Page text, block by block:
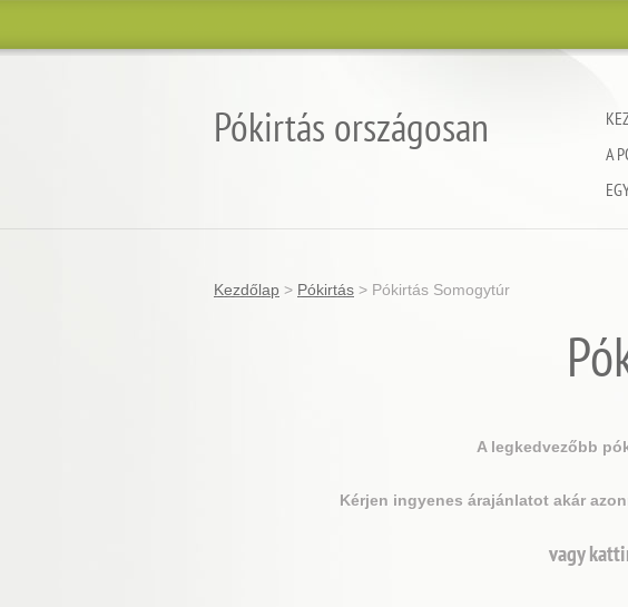
Pókirtás országosan
A
Kezdőlap > Pókirtás > Pókirtás Somogytúr
A legkedvezőbb
Kérjen ingyenes árajánlatot akár
vagy